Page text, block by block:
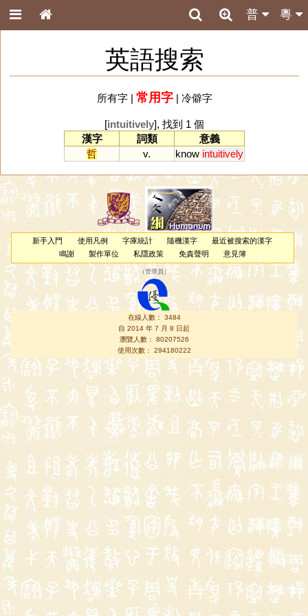
粵
普
英語搜索
所有字| 常用字| 冷僻字
[intuitively], 找到 1 個
漢字
詞類
意義
哲
v. know intuitively
新手入門 使用凡例 字庫統計 隨機漢字
最近被搜索的漢字
鳴謝
製作單位 私隱政策 免責聲明 意見簿
（管理員 ）
在線人數： 3484
自 2014 年 7 月 8 日起
瀏覽人數： 80207526
使用次數： 294180222